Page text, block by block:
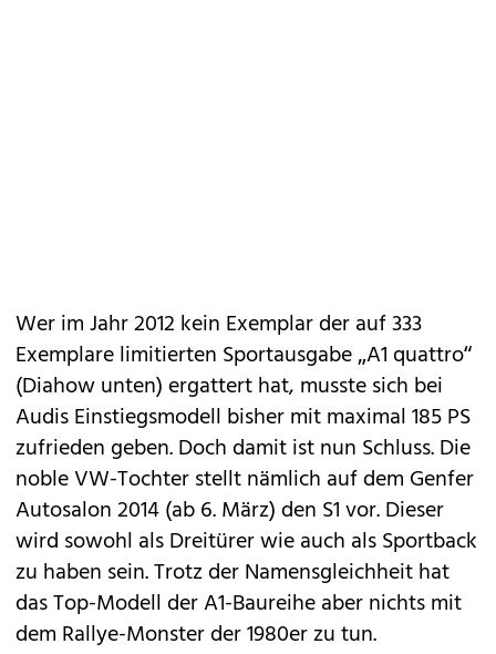
Wer im Jahr 2012 kein Exemplar der auf 333
Exemplare limitierten Sportausgabe „A1 quattro“
(Diahow unten) ergattert hat, musste sich bei
AudisEinstiegsmodell bisher mit maximal 185 PS
zufrieden geben. Doch damit ist nun Schluss. Die
noble VW-Tochter stellt nämlich auf dem Genfer
Autosalon 2014 (ab 6. März) den S1 vor. Dieser
wird sowohl als Dreitürer wie auch als Sportback
zu haben sein. Trotz der Namensgleichheit hat
das Top-Modell derA1-Baureihe aber nichts mit
dem Rallye-Monster der 1980er zu tun.